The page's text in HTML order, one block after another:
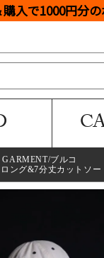
入で1000円分の
ブルコ
ング&7分丈カットソー